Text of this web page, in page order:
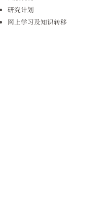
研究计划
网上学习及知识转移